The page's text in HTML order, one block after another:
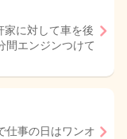
家に対して車を後
間エンジンつけて
仕事の日はワンオ